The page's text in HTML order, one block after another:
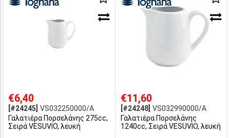
€6,40
[#24245] VS032250000/A
Γαλατιέρα Πορσελάνης 275cc,
Σειρά VESUVIO, λευκή
€11,60
[#24248] VS032990000/A
Γαλατιέρα Πορσελάνης
1240cc, Σειρά VESUVIO, λευκή